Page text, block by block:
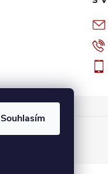
Souhlasím